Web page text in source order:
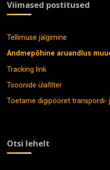
Viimased postitused
Tellimuse jälgimine
Andmepõhine aruandlus
Tracking link
Tsoonide ülafilter
Toetame digipööret transpordi-
Otsi lehelt